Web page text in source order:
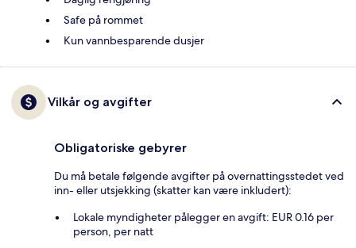
Safe på rommet
Kun vannbesparende dusjer
Vilkår og avgifter
Obligatoriske gebyrer
Du må betale følgende avgifter på overnattingsstedet ved
inn- eller utsjekking (skatter kan være inkludert):
Lokale myndigheter pålegger en avgift: EUR 0.16 per
person, per natt